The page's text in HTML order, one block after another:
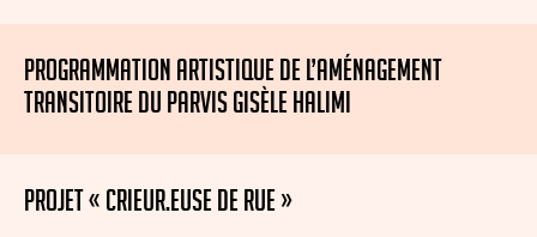
PROGRAMMATION ARTISTIQUE DE L’AMÉNAGEMENT
TRANSITOIRE DU PARVIS GISÈLE HALIMI
PROJET « CRIEUR.EUSE DE RUE »